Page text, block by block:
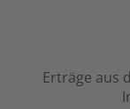
Erträge aus